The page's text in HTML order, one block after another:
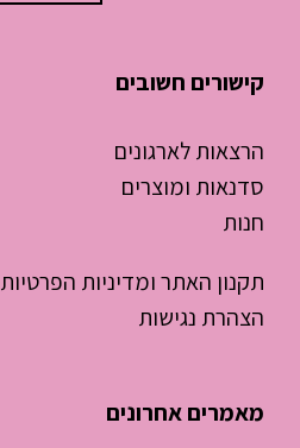
קישורים חשובים
הרצאות לארגונים
סדנאות ומוצרים
חנות
תקנון האתר ומדיניות הפרטיות
הצהרת נגישות
מאמרים אחרונים